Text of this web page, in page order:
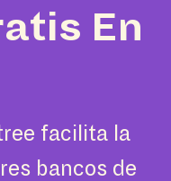
En
facilita la
bancos de